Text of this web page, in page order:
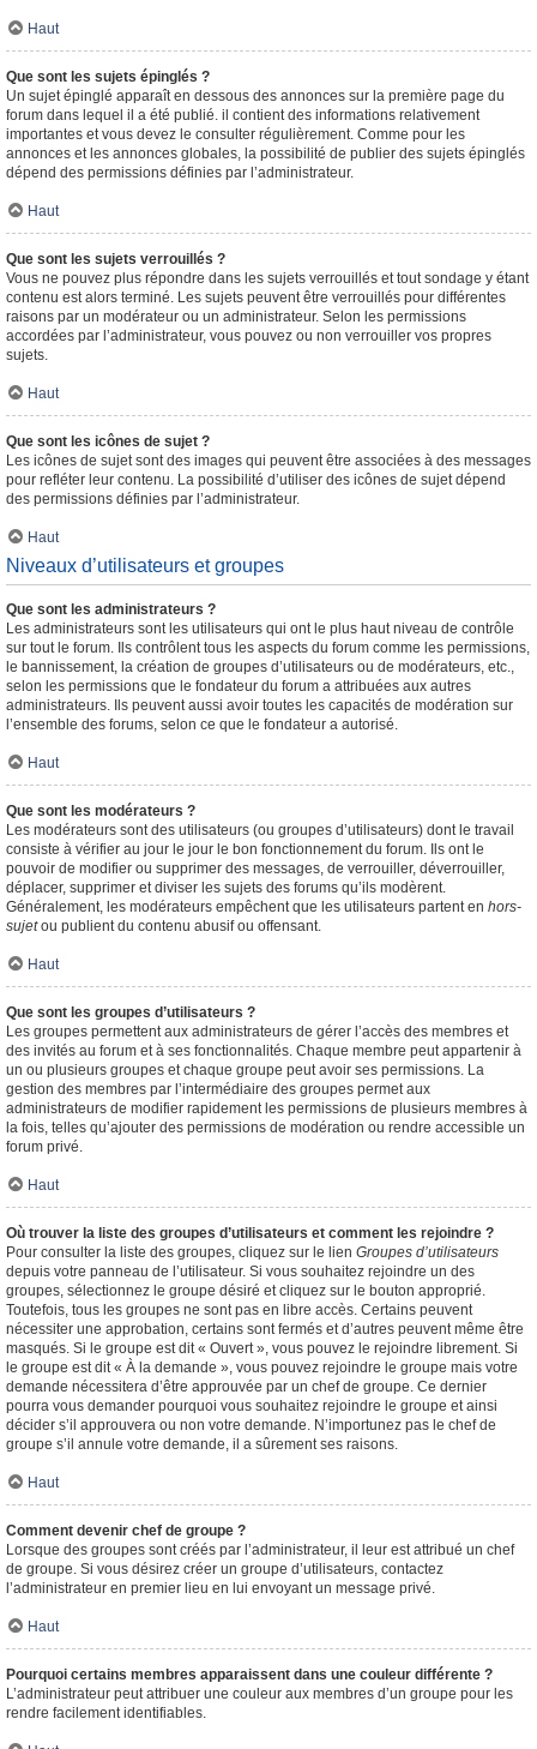
Haut
Que sont les sujets épinglés ?
Un sujet épinglé apparaît en dessous des annonces sur la première page du
forum dans lequel il a été publié. il contient des informations relativement
importantes et vous devez le consulter régulièrement. Comme pour les
annonces et les annonces globales, la possibilité de publier des sujets épinglés
dépend des permissions définies par l’administrateur.
Haut
Que sont les sujets verrouillés ?
Vous ne pouvez plus répondre dans les sujets verrouillés et tout sondage y étant
contenu est alors terminé. Les sujets peuvent être verrouillés pour différentes
raisons par un modérateur ou un administrateur. Selon les permissions
accordées par l’administrateur, vous pouvez ou non verrouiller vos propres
sujets.
Haut
Que sont les icônes de sujet ?
Les icônes de sujet sont des images qui peuvent être associées à des messages
pour refléter leur contenu. La possibilité d’utiliser des icônes de sujet dépend
des permissions définies par l’administrateur.
Haut
Niveaux d’utilisateurs et groupes
Que sont les administrateurs ?
Les administrateurs sont les utilisateurs qui ont le plus haut niveau de contrôle
sur tout le forum. Ils contrôlent tous les aspects du forum comme les permissions,
le bannissement, la création de groupes d’utilisateurs ou de modérateurs, etc.,
selon les permissions que le fondateur du forum a attribuées aux autres
administrateurs. Ils peuvent aussi avoir toutes les capacités de modération sur
l’ensemble des forums, selon ce que le fondateur a autorisé.
Haut
Que sont les modérateurs ?
Les modérateurs sont des utilisateurs (ou groupes d’utilisateurs) dont le travail
consiste à vérifier au jour le jour le bon fonctionnement du forum. Ils ont le
pouvoir de modifier ou supprimer des messages, de verrouiller, déverrouiller,
déplacer, supprimer et diviser les sujets des forums qu’ils modèrent.
Généralement, les modérateurs empêchent que les utilisateurs partent en hors-
sujetou publient du contenu abusif ou offensant.
Haut
Que sont les groupes d’utilisateurs ?
Les groupes permettent aux administrateurs de gérer l’accès des membres et
des invités au forum et à ses fonctionnalités. Chaque membre peut appartenir à
un ou plusieurs groupes et chaque groupe peut avoir ses permissions. La
gestion des membres par l’intermédiaire des groupes permet aux
administrateurs de modifier rapidement les permissions de plusieurs membres à
la fois, telles qu’ajouter des permissions de modération ou rendre accessible un
forum privé.
Haut
Où trouver la liste des groupes d’utilisateurs et comment les rejoindre ?
Pour consulter la liste des groupes, cliquez sur le lien Groupes d’utilisateurs
depuis votre panneau de l’utilisateur. Si vous souhaitez rejoindre un des
groupes, sélectionnez le groupe désiré et cliquez sur le bouton approprié.
Toutefois, tous les groupes ne sont pas en libre accès. Certains peuvent
nécessiter une approbation, certains sont fermés et d’autres peuvent même être
masqués. Si le groupe est dit « Ouvert », vous pouvez le rejoindre librement. Si
le groupe est dit « À la demande », vous pouvez rejoindre le groupe mais votre
demande nécessitera d’être approuvée par un chef de groupe. Ce dernier
pourra vous demander pourquoi vous souhaitez rejoindre le groupe et ainsi
décider s’il approuvera ou non votre demande. N’importunez pas le chef de
groupe s’il annule votre demande, il a sûrement ses raisons.
Haut
Comment devenir chef de groupe ?
Lorsque des groupes sont créés par l’administrateur, il leur est attribué un chef
de groupe. Si vous désirez créer un groupe d’utilisateurs, contactez
l’administrateur en premier lieu en lui envoyant un message privé.
Haut
Pourquoi certains membres apparaissent dans une couleur différente ?
L’administrateur peut attribuer une couleur aux membres d’un groupe pour les
rendre facilement identifiables.